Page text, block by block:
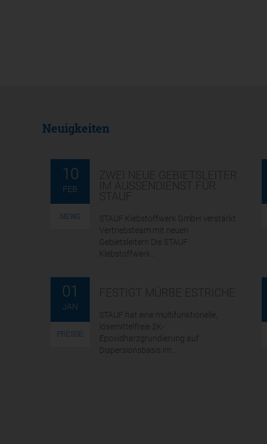
Neuigkeiten
10
FEB
NEWS
STAUF Klebstoffwerk GmbH verstärkt
Vertriebsteam mit neuen
Gebietsleitern Die STAUF
Klebstoffwerk...
01
JAN
PRESSE
STAUF hat eine multifunktionelle,
lösemittelfreie 2K-
Epoxidharzgrundierung auf
Dispersionsbasis im...